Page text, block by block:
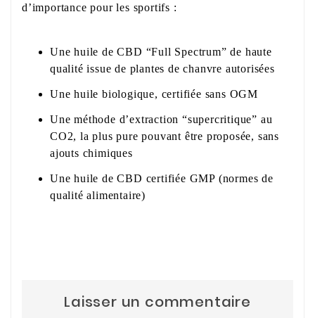
d’importance pour les sportifs :
Une huile de CBD “Full Spectrum” de haute
qualité issue de plantes de chanvre autorisées
Une huile biologique, certifiée sans OGM
Une méthode d’extraction “supercritique” au
CO2, la plus pure pouvant être proposée, sans
ajouts chimiques
Une huile de CBD certifiée GMP (normes de
qualité alimentaire)
Laisser un commentaire